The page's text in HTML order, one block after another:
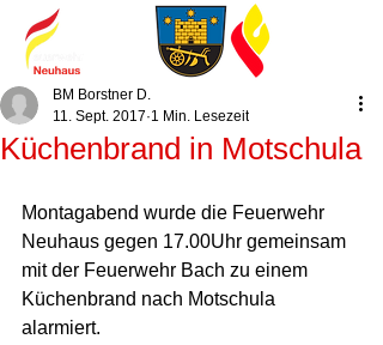
Küchenbrand in Motschula
BM Borstner D.
11. Sept. 2017 1 Min. Lesezeit
Montagabend wurde die Feuerwehr
Neuhaus gegen 17.00Uhr gemeinsam
mit der Feuerwehr Bach zu einem
Küchenbrand nach Motschula
alarmiert.